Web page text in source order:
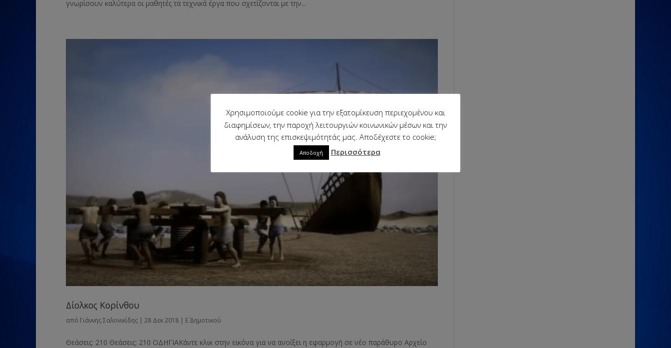
γνωρίσουν καλύτερα οι μαθητές τα τεχνικά έργα που σχετίζονται με την...
Δίολκος Κορίνθου
από Γιάννης Σαλονικίδης | 28 Δεκ 2018 | Ε΄ Δημοτικού
Θεάσεις: 210 Θεάσεις: 210 ΟΔΗΓΙΑΚάντε κλικ στην εικόνα για να ανοίξει η εφαρμογή σε νέο παράθυρο Αρχείο
Χρησιμοποιούμε cookie για την εξατομίκευση περιεχομένου και
διαφημίσεων, την παροχή λειτουργιών κοινωνικών μέσων και την
ανάλυση της επισκεψιμότητάς μας. Αποδέχεστε το cookie;
Αποδοχή Περισσότερα